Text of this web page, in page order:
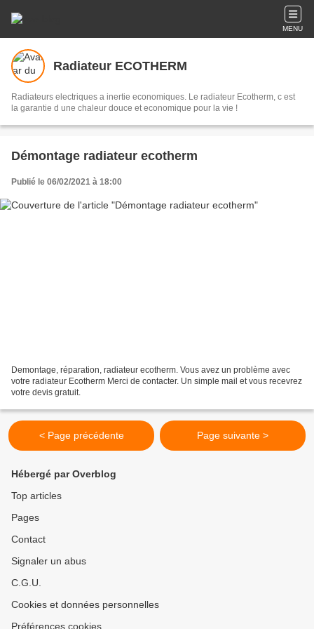
MENU
Radiateur ECOTHERM
Radiateurs electriques a inertie economiques. Le radiateur Ecotherm, c est
la garantie d une chaleur douce et economique pour la vie !
Démontage radiateur ecotherm
Publié le 06/02/2021 à 18:00
Demontage, réparation, radiateur ecotherm. Vous avez un problème avec
votre radiateur Ecotherm Merci de contacter. Un simple mail et vous recevrez
votre devis gratuit.
< Page précédente Page suivante >
Hébergé par Overblog
Top articles
Pages
Contact
Signaler un abus
C.G.U.
Cookies et données personnelles
Préférences cookies